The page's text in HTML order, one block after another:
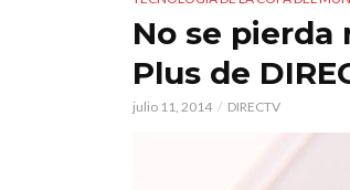
No se
Plus de
julio 11, 2014 DIRECTV